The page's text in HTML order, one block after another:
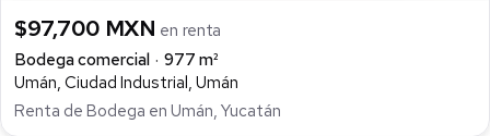
$97,700 MXN en renta
Bodega comercial
977 m²
Umán, Ciudad Industrial, Umán
Renta de Bodega en Umán, Yucatán